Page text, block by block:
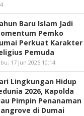
Baru Islam Jadi
Pemko
Perkuat Karakter
Pemuda
17 Jun 2026 10:14
Lingkungan Hidup
2026, Kapolda
Pimpin Penanaman
di Dumai